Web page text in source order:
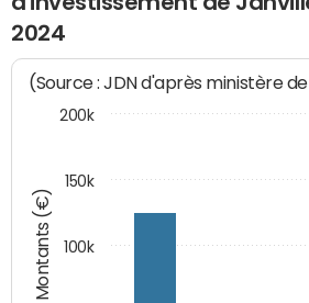
2024
Montants (€)
(Source : JDN d'après ministère
100k
150k
200k